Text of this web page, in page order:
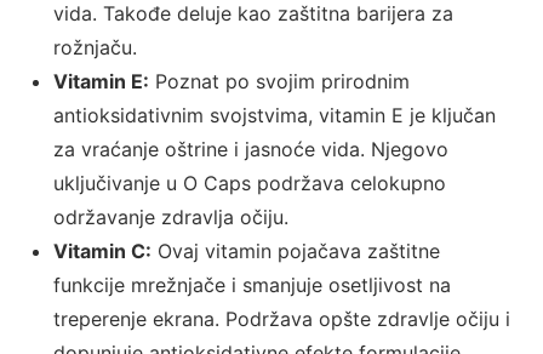
vida. Takođe deluje kao zaštitna barijera za
rožnjaču.
Vitamin E: Poznat po svojim prirodnim
antioksidativnim svojstvima, vitamin E je ključan
za vraćanje oštrine i jasnoće vida. Njegovo
uključivanje u O Caps podržava celokupno
održavanje zdravlja očiju.
Vitamin C: Ovaj vitamin pojačava zaštitne
funkcije mrežnjače i smanjuje osetljivost na
treperenje ekrana. Podržava opšte zdravlje očiju i